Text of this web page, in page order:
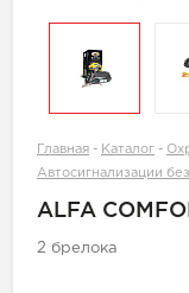
Главная - Каталог -
Автосигнализации
ALFA
2 брелока